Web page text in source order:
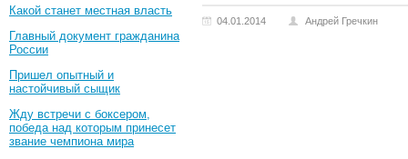
Какой станет местная власть
Главный документ гражданина
России
Пришел опытный и
настойчивый сыщик
Жду встречи с боксером,
победа над которым принесет
звание чемпиона мира
04.01.2014 Андрей Гречкин